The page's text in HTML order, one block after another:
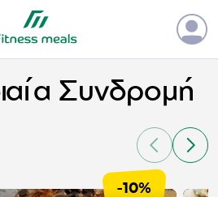
Συνδρομή
-10%